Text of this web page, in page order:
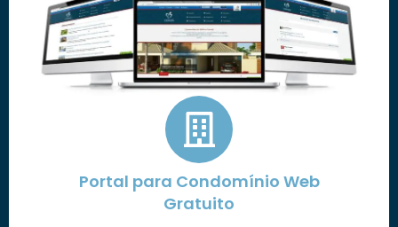
Portal para Condomínio Web
Gratuito